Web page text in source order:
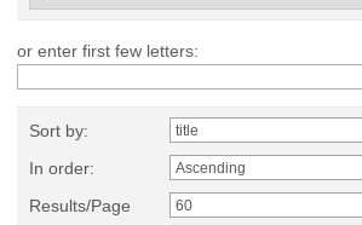
or enter first few letters:
Sort by:
In order:
Results/Page